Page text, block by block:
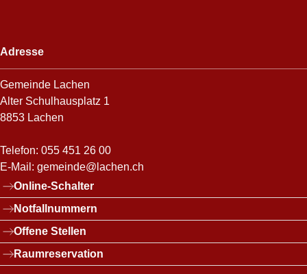
Adresse
Gemeinde Lachen
Alter Schulhausplatz 1
8853 Lachen
Telefon: 055 451 26 00
E-Mail: gemeinde@lachen.ch
Links
Online-Schalter
Notfallnummern
Offene Stellen
Raumreservation